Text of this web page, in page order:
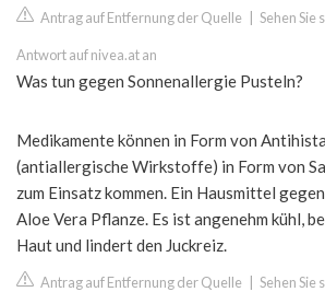
Antrag auf Entfernung der Quelle Sehen Sie
Antwort auf nivea.at an
Was tun gegen Sonnenallergie Pusteln?
Medikamente können in Form von
(antiallergische Wirkstoffe) in Form von
zum Einsatz kommen. Ein Hausmittel
Aloe Vera Pflanze. Es ist angenehm kühl,
Haut und lindert den Juckreiz.
Antrag auf Entfernung der Quelle Sehen Sie